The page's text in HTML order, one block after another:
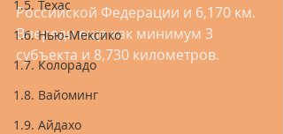
1.5. Техас
1.6. Нью-Мексико
1.7. Колорадо
1.8. Вайоминг
1.9. Айдахо
Российской Федерации и 6,170 км.
Впереди еще как минимум 3
субъекта и 8,730 километров.